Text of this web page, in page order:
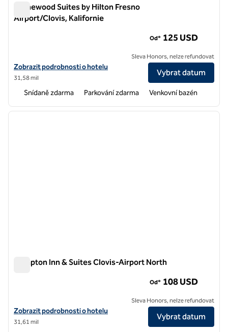
Homewood Suites by Hilton Fresno
Airport/Clovis, Kalifornie
Zobrazit podrobnosti o hotelu Homewood Suites by Hilton Fresno
Zobrazit podrobnosti o hotelu
31,58 mil
Od* 125 USD
Sleva Honors, nelze refundovat
Vybrat datum
Snídaně zdarma Parkování zdarma Venkovní bazén
1 z 12
další
Hampton Inn & Suites Clovis-Airport North
Zobrazit podrobnosti o hotelu Hampton Inn & Suites Clovis-Airport
Zobrazit podrobnosti o hotelu
31,61 mil
Od* 108 USD
Sleva Honors, nelze refundovat
Vybrat datum